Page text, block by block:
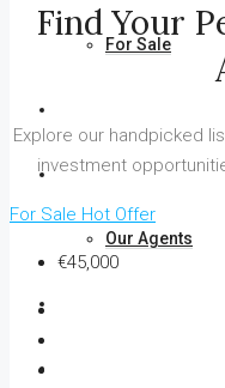
For Sale
About Us
Our Agents
Find Your
Explore our handpicked
investment
For Sale Hot Offer
€45,000